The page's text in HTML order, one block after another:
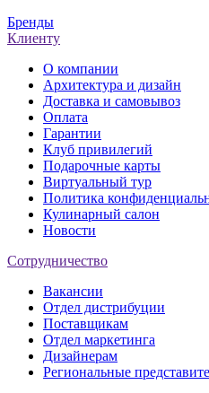
Бренды
Клиенту
О компании
Архитектура и дизайн
Доставка и самовывоз
Оплата
Гарантии
Клуб привилегий
Подарочные карты
Виртуальный тур
Политика
Кулинарный салон
Новости
Сотрудничество
Вакансии
Отдел дистрибуции
Поставщикам
Отдел маркетинга
Дизайнерам
Региональные